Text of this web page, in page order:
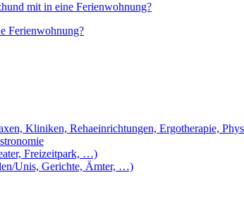
mit in eine Ferienwohnung?
Ferienwohnung?
Kliniken, Rehaeinrichtungen, Ergotherapie,
Freizeitpark, …)
Unis, Gerichte, Ämter, …)